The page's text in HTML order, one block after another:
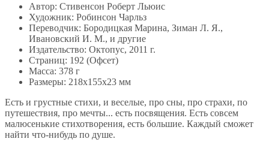
Автор: Стивенсон Роберт Льюис
Художник: Робинсон Чарльз
Переводчик: Бородицкая Марина, Зиман Л. Я.,
Ивановский И. М., и другие
Издательство: Октопус, 2011 г.
Страниц: 192 (Офсет)
Масса: 378 г
Размеры: 218x155x23 мм
Есть и грустные стихи, и веселые, про сны, про страхи, по
путешествия, про мечты... есть посвящения. Есть совсем
малюсенькие стихотворения, есть большие. Каждый сможет
найти что-нибудь по душе.